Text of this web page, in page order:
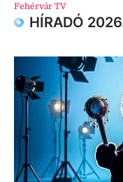
Fehérvár TV
HÍRADÓ